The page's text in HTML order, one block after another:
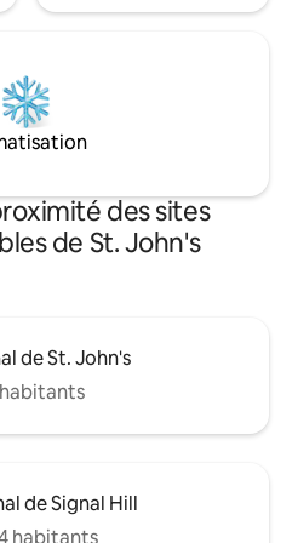
des sites
de St. John's
de St. John's
de Signal Hill
habitants